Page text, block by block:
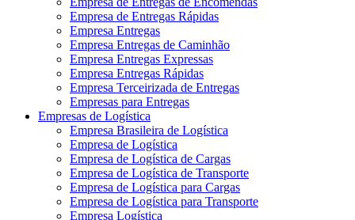
Empresa de Entregas Rápidas
Empresa Entregas
Empresa Entregas de Caminhão
Empresa Entregas Expressas
Empresa Entregas Rápidas
Empresa Terceirizada de Entregas
Empresas para Entregas
Empresas de Logística
Empresa Brasileira de Logística
Empresa de Logística
Empresa de Logística de Cargas
Empresa de Logística de Transporte
Empresa de Logística para Cargas
Empresa de Logística para Transporte
Empresa Logística